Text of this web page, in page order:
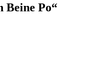
Beine Po“